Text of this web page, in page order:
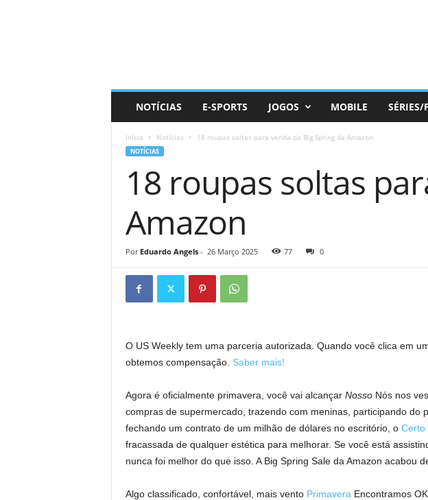
NOTÍCIAS E-SPORTS JOGOS MOBILE SÉRIES/
Início Notícias 18 roupas soltas para venda da Big Spring da Amazon
NOTÍCIAS
18 roupas soltas
Amazon
Por Eduardo Angels- 26 Março 2025 77 0
O US Weekly tem uma parceria autorizada. Quando você clica em
obtemos compensação. Saber mais!
Agora é oficialmente primavera, você vai alcançar NossoNós nos
compras de supermercado, trazendo com meninas, participando do
fechando um contrato de um milhão de dólares no escritório, o Certo
fracassada de qualquer estética para melhorar. Se você está
nunca foi melhor do que isso. A Big Spring Sale da Amazon acabou
Algo classificado, confortável, mais vento Primavera Encontramos